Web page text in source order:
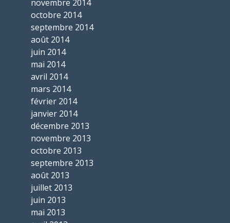
novembre 2014
octobre 2014
septembre 2014
août 2014
juin 2014
mai 2014
avril 2014
mars 2014
février 2014
janvier 2014
décembre 2013
novembre 2013
octobre 2013
septembre 2013
août 2013
juillet 2013
juin 2013
mai 2013